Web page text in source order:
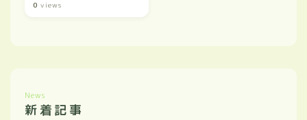
0 views
News
新着記事